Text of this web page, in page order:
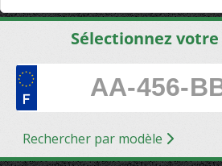
Sélectionnez
Rechercher par modèle